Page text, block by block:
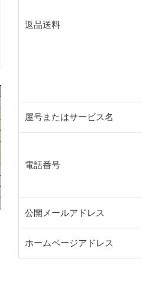
返品送料
屋号またはサービス名
電話番号
公開メールアドレス
ホームページアドレス